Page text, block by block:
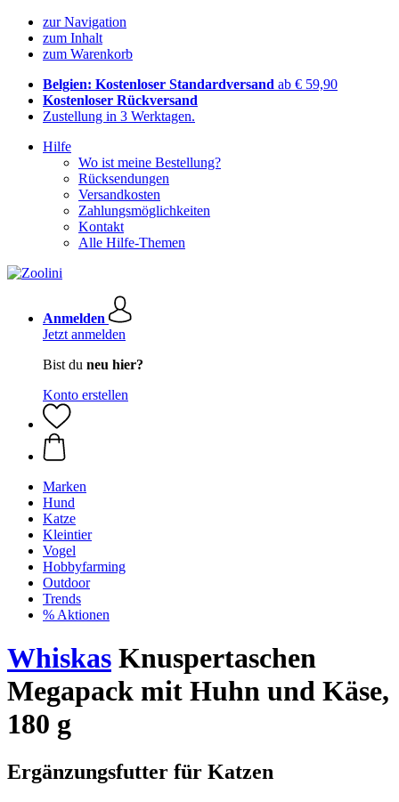
zur Navigation
zum Inhalt
zum Warenkorb
Belgien: Kostenloser Standardversand ab € 59,90
Kostenloser Rückversand
Zustellung in 3 Werktagen.
Hilfe
Wo ist meine Bestellung?
Rücksendungen
Versandkosten
Zahlungsmöglichkeiten
Kontakt
Alle Hilfe-Themen
Anmelden
Jetzt anmelden
Bist du neu hier?
Konto erstellen
Marken
Hund
Katze
Kleintier
Vogel
Hobbyfarming
Outdoor
Trends
% Aktionen
Whiskas Knuspertaschen
Megapack mit Huhn und Käse,
180 g
Ergänzungsfutter für Katzen